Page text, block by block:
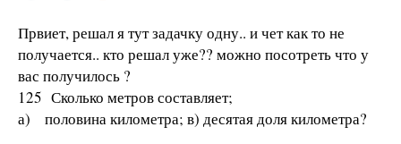
Првиет, решал я тут задачку одну.. и чет как то не
получается.. кто решал уже?? можно посотреть что у
вас получилось ?
125 Сколько метров составляет;
а) половина километра; в) десятая доля километра?